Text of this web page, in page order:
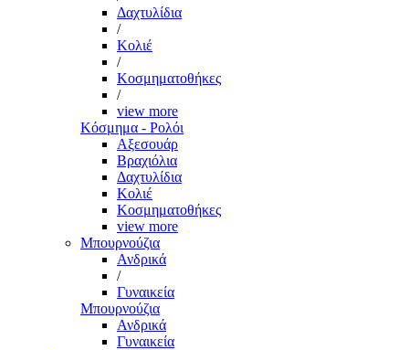
Δαχτυλίδια
/
Κολιέ
/
Κοσμηματοθήκες
/
view more
Κόσμημα - Ρολόι
Αξεσουάρ
Βραχιόλια
Δαχτυλίδια
Κολιέ
Κοσμηματοθήκες
view more
Μπουρνούζια
Ανδρικά
/
Γυναικεία
Μπουρνούζια
Ανδρικά
Γυναικεία